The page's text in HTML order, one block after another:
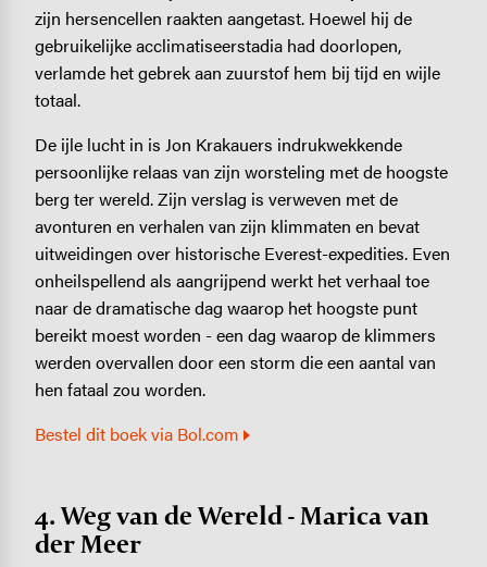
zijn hersencellen raakten aangetast. Hoewel hij de
gebruikelijke acclimatiseerstadia had doorlopen,
verlamde het gebrek aan zuurstof hem bij tijd en wijle
totaal.
De ijle lucht in is Jon Krakauers indrukwekkende
persoonlijke relaas van zijn worsteling met de hoogste
berg ter wereld. Zijn verslag is verweven met de
avonturen en verhalen van zijn klimmaten en bevat
uitweidingen over historische Everest-expedities. Even
onheilspellend als aangrijpend werkt het verhaal toe
naar de dramatische dag waarop het hoogste punt
bereikt moest worden - een dag waarop de klimmers
werden overvallen door een storm die een aantal van
hen fataal zou worden.
Bestel dit boek via Bol.com
4. Weg van de Wereld - Marica van
der Meer